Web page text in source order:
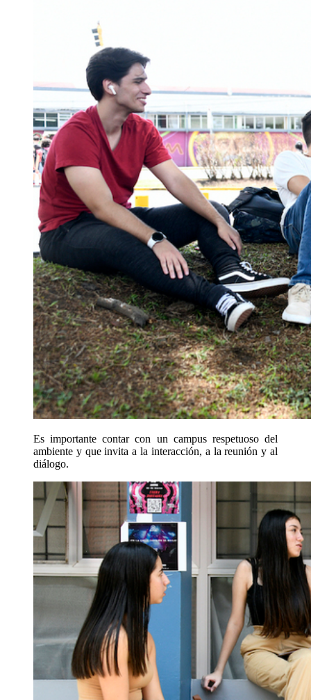
Es importante contar con un campus respetuoso del
ambiente y que invita a la interacción, a la reunión y al
diálogo.